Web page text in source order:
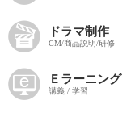
ドラマ制作
CM/商品説明/研修
Ｅラーニング
講義 / 学習